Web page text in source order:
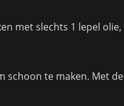
met slechts 1 lepel olie,
schoon te maken. Met de